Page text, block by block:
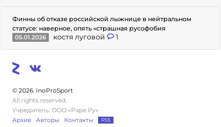
Финны об отказе российской лыжнице в нейтральном
статусе: наверное, опять «страшная русофобия
05.01.2026
костя луговой 1
© 2026. InoProSport
All rights reserved.
Учредитель: ООО «Раре.Ру»
Архив
Авторы Контакты RSS